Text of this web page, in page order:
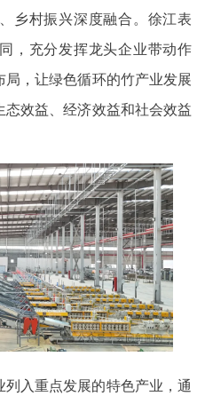
乡村振兴深度融合。徐江表
，充分发挥龙头企业带动作
，让绿色循环的竹产业发展
效益、经济效益和社会效益
入重点发展的特色产业，通